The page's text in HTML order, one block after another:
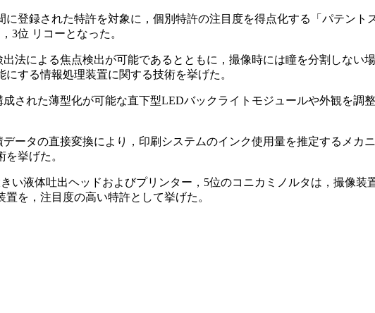
に登録された特許を対象に，個別特許の注目度を得点化する「パテン
3位 リコーとなった。
法による焦点検出が可能であるとともに，撮像時には瞳を分割しない
する情報処理装置に関する技術を挙げた。
された薄型化が可能な直下型LEDバックライトモジュールや外観を調
ータの直接変換により，印刷システムのインク使用量を推定するメカ
挙げた。
い液体吐出ヘッドおよびプリンター，5位のコニカミノルタは，撮像装
を，注目度の高い特許として挙げた。